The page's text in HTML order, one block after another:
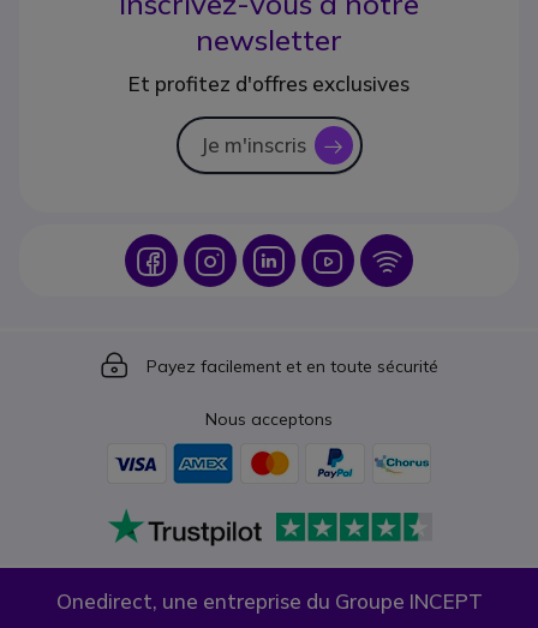
newsletter
Et profitez d'offres exclusives
Je m'inscris icon
Icon IconIcon Icon Icon
Icon
Payez facilement et en toute sécurité
Nous acceptons
Onedirect, une entreprise du Groupe INCEPT